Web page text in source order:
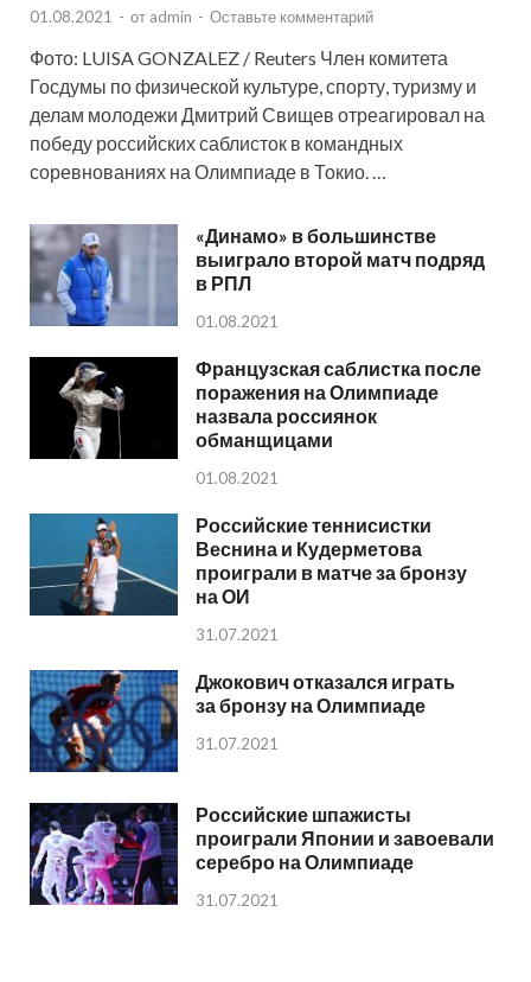
01.08.2021 - от admin - Оставьте комментарий
Фото: LUISA GONZALEZ / Reuters Член комитета
Госдумы по физической культуре, спорту, туризму и
делам молодежи Дмитрий Свищев отреагировал на
победу российских саблисток в командных
соревнованиях на Олимпиаде в Токио. …
«Динамо» в большинстве
выиграло второй матч подряд
в РПЛ
01.08.2021
Французская саблистка после
поражения на Олимпиаде
назвала россиянок
обманщицами
01.08.2021
Российские теннисистки
Веснина и Кудерметова
проиграли в матче за бронзу
на ОИ
31.07.2021
Джокович отказался играть
за бронзу на Олимпиаде
31.07.2021
Российские шпажисты
проиграли Японии и завоевали
серебро на Олимпиаде
31.07.2021